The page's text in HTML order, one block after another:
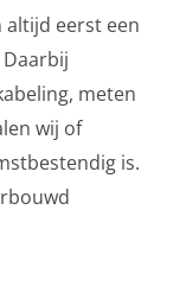
eerst een
meten
wij of
is.